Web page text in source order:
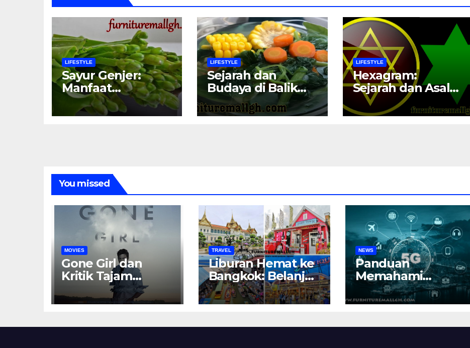
LIFESTYLE
Sayur Genjer:
Manfaat
Kesehatan dan
Nutrisi yang
LIFESTYLE
Sejarah dan
Budaya di Balik
Sayur Bening
Bayam di
LIFESTYLE
Hexagram:
Sejarah dan Asal
Usul Simbol Kuno
Ini
You missed
MOVIES
Gone Girl dan
Kritik Tajam
terhadap
Ekspektasi
Rumah Tangga
TRAVEL
Liburan Hemat ke
Bangkok: Belanja,
Kuliner, dan
Budaya
NEWS
Panduan
Memahami
Teknologi 5G di
Indonesia